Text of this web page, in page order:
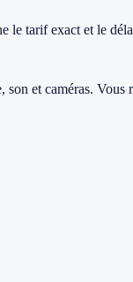
le tarif exact et le
son et caméras.